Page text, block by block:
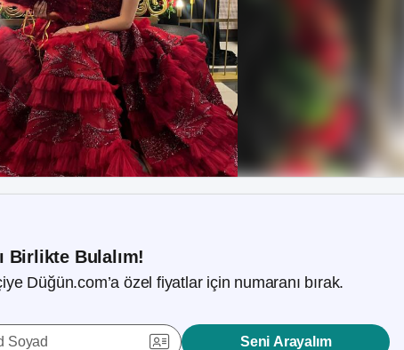
Birlikte Bulalım!
Düğün.com’a özel fiyatlar için numaranı bırak.
Soyad Seni Arayalım